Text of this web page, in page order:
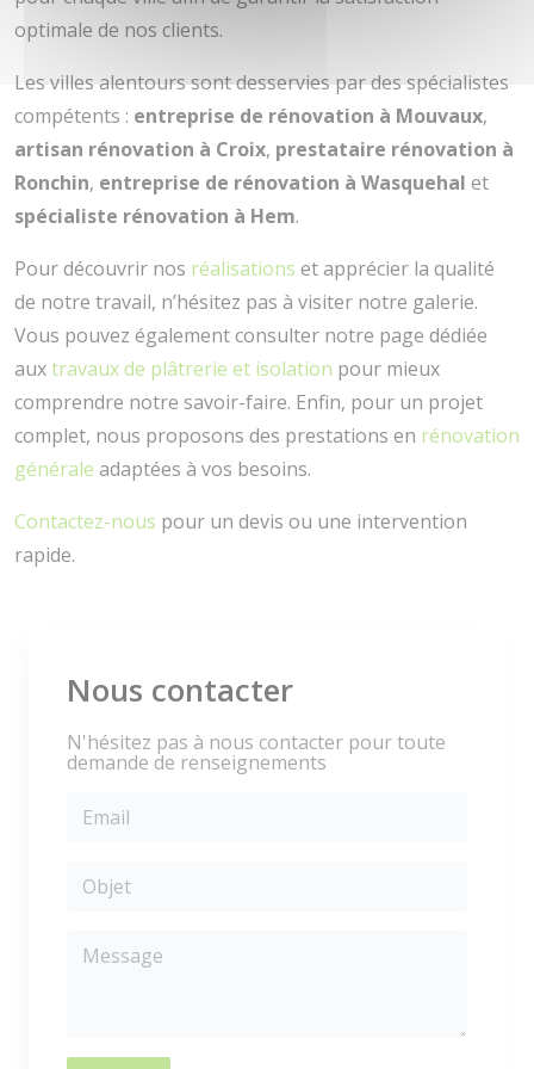
optimale de nos clients.
Les villes alentours sont desservies par des spécialistes
compétents : entreprise de rénovation à Mouvaux,
artisan rénovation à Croix, prestataire rénovation à
Ronchin, entreprise de rénovation à Wasquehal et
spécialiste rénovation à Hem.
Pour découvrir nos réalisations et apprécier la qualité
de notre travail, n’hésitez pas à visiter notre galerie.
Vous pouvez également consulter notre page dédiée
auxtravaux de plâtrerie et isolation pour mieux
comprendre notre savoir-faire. Enfin, pour un projet
complet, nous proposons des prestations en rénovation
générale adaptées à vos besoins.
Contactez-nous pour un devis ou une intervention
rapide.
Nous contacter
N'hésitez pas à nous contacter pour toute
demande de renseignements